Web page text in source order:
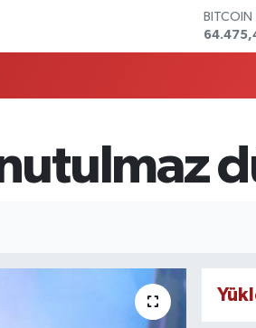
DOLAR
47,5971
EURO
6518.23
BİST100
13.703